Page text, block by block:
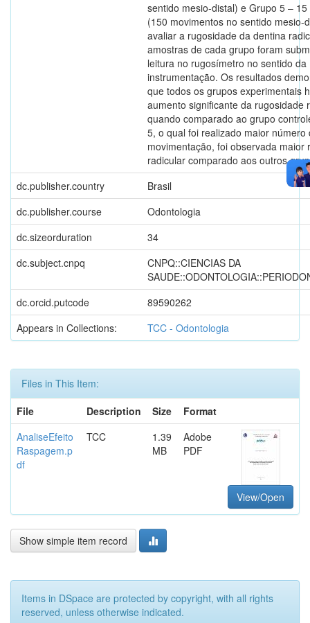
sentido mesio-distal) e Grupo 5 – 15
(150 movimentos no sentido mesio-
avaliar a rugosidade da dentina
amostras de cada grupo foram
leitura no rugosímetro no sentido da
instrumentação. Os resultados
que todos os grupos experimentais
aumento significante da rugosidade
quando comparado ao grupo
5, o qual foi realizado maior número
movimentação, foi observada maior
radicular comparado aos outros
dc.publisher.country
Brasil
dc.publisher.course
Odontologia
dc.sizeorduration
34
dc.subject.cnpq
CNPQ::CIENCIAS DA
dc.orcid.putcode
89590262
Appears in Collections:
TCC - Odontologia
Files in This Item:
File
Description Size
Format
AnaliseEfeito
Raspagem.p
df
TCC
1.39
MB
Adobe
PDF
View/Open
Show simple item record
Items in DSpace are protected by copyright, with all rights
reserved, unless otherwise indicated.